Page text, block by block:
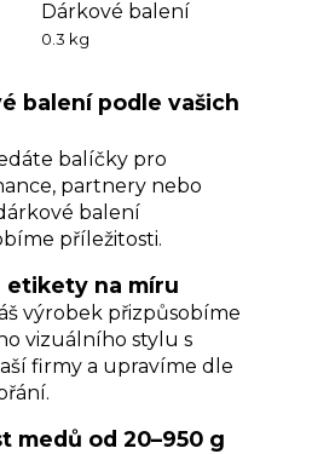
Dárkové balení
0.3 kg
balení podle vašich
balíčky pro
partnery nebo
balení
příležitosti.
etikety na míru
výrobek přizpůsobíme
vizuálního stylu s
firmy a upravíme dle
medů od 20–950 g